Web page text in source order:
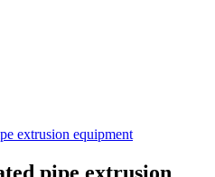
extrusion equipment